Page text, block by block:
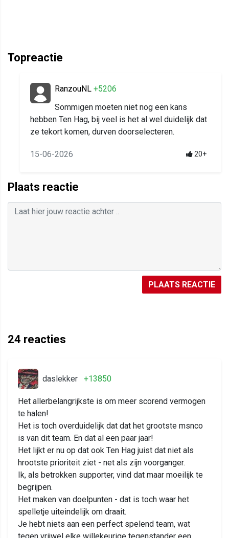
Topreactie
RanzouNL +5206
Sommigen moeten niet nog een kans
hebben Ten Hag, bij veel is het al wel duidelijk dat
ze tekort komen, durven doorselecteren.
15-06-2026 20+
Plaats reactie
PLAATS REACTIE
24 reacties
daslekker +13850
Het allerbelangrijkste is om meer scorend vermogen
te halen!
Het is toch overduidelijk dat dat het grootste msnco
is van dit team. En dat al een paar jaar!
Het lijkt er nu op dat ook Ten Hag juist dat niet als
hrootste prioriteit ziet - net als zijn voorganger.
Ik, als betrokken supporter, vind dat maar moeilijk te
begrijpen.
Het maken van doelpunten - dat is toch waar het
spelletje uiteindelijk om draait.
Je hebt niets aan een perfect spelend team, wat